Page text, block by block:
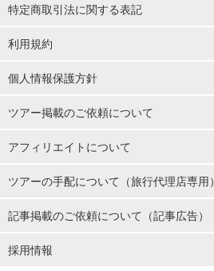
特定商取引法に関する表記
利用規約
個人情報保護方針
ツアー掲載のご依頼について
アフィリエイトについて
ツアーの手配について（旅行代理店専用）
記事掲載のご依頼について（記事広告）
採用情報